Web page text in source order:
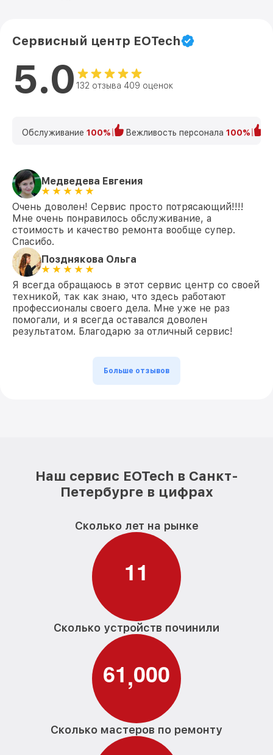
Сервисный центр EOTech
5.0 132 отзыва 409 оценок
Обслуживание 100% Вежливость персонала 100%
Медведева Евгения
Очень доволен! Сервис просто потрясающий!!!!
Мне очень понравилось обслуживание, а
стоимость и качество ремонта вообще супер.
Спасибо.
Позднякова Ольга
Я всегда обращаюсь в этот сервис центр со своей
техникой, так как знаю, что здесь работают
профессионалы своего дела. Мне уже не раз
помогали, и я всегда оставался доволен
результатом. Благодарю за отличный сервис!
Больше отзывов
Наш сервис EOTech в Санкт-
Петербурге в цифрах
Сколько лет на рынке
11
Сколько устройств починили
61,000
Сколько мастеров по ремонту